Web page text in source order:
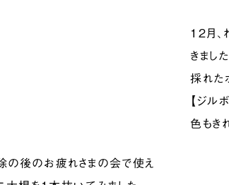
12月、
きました
採れた
【ジル
色もき
の後のお疲れさまの会で使え